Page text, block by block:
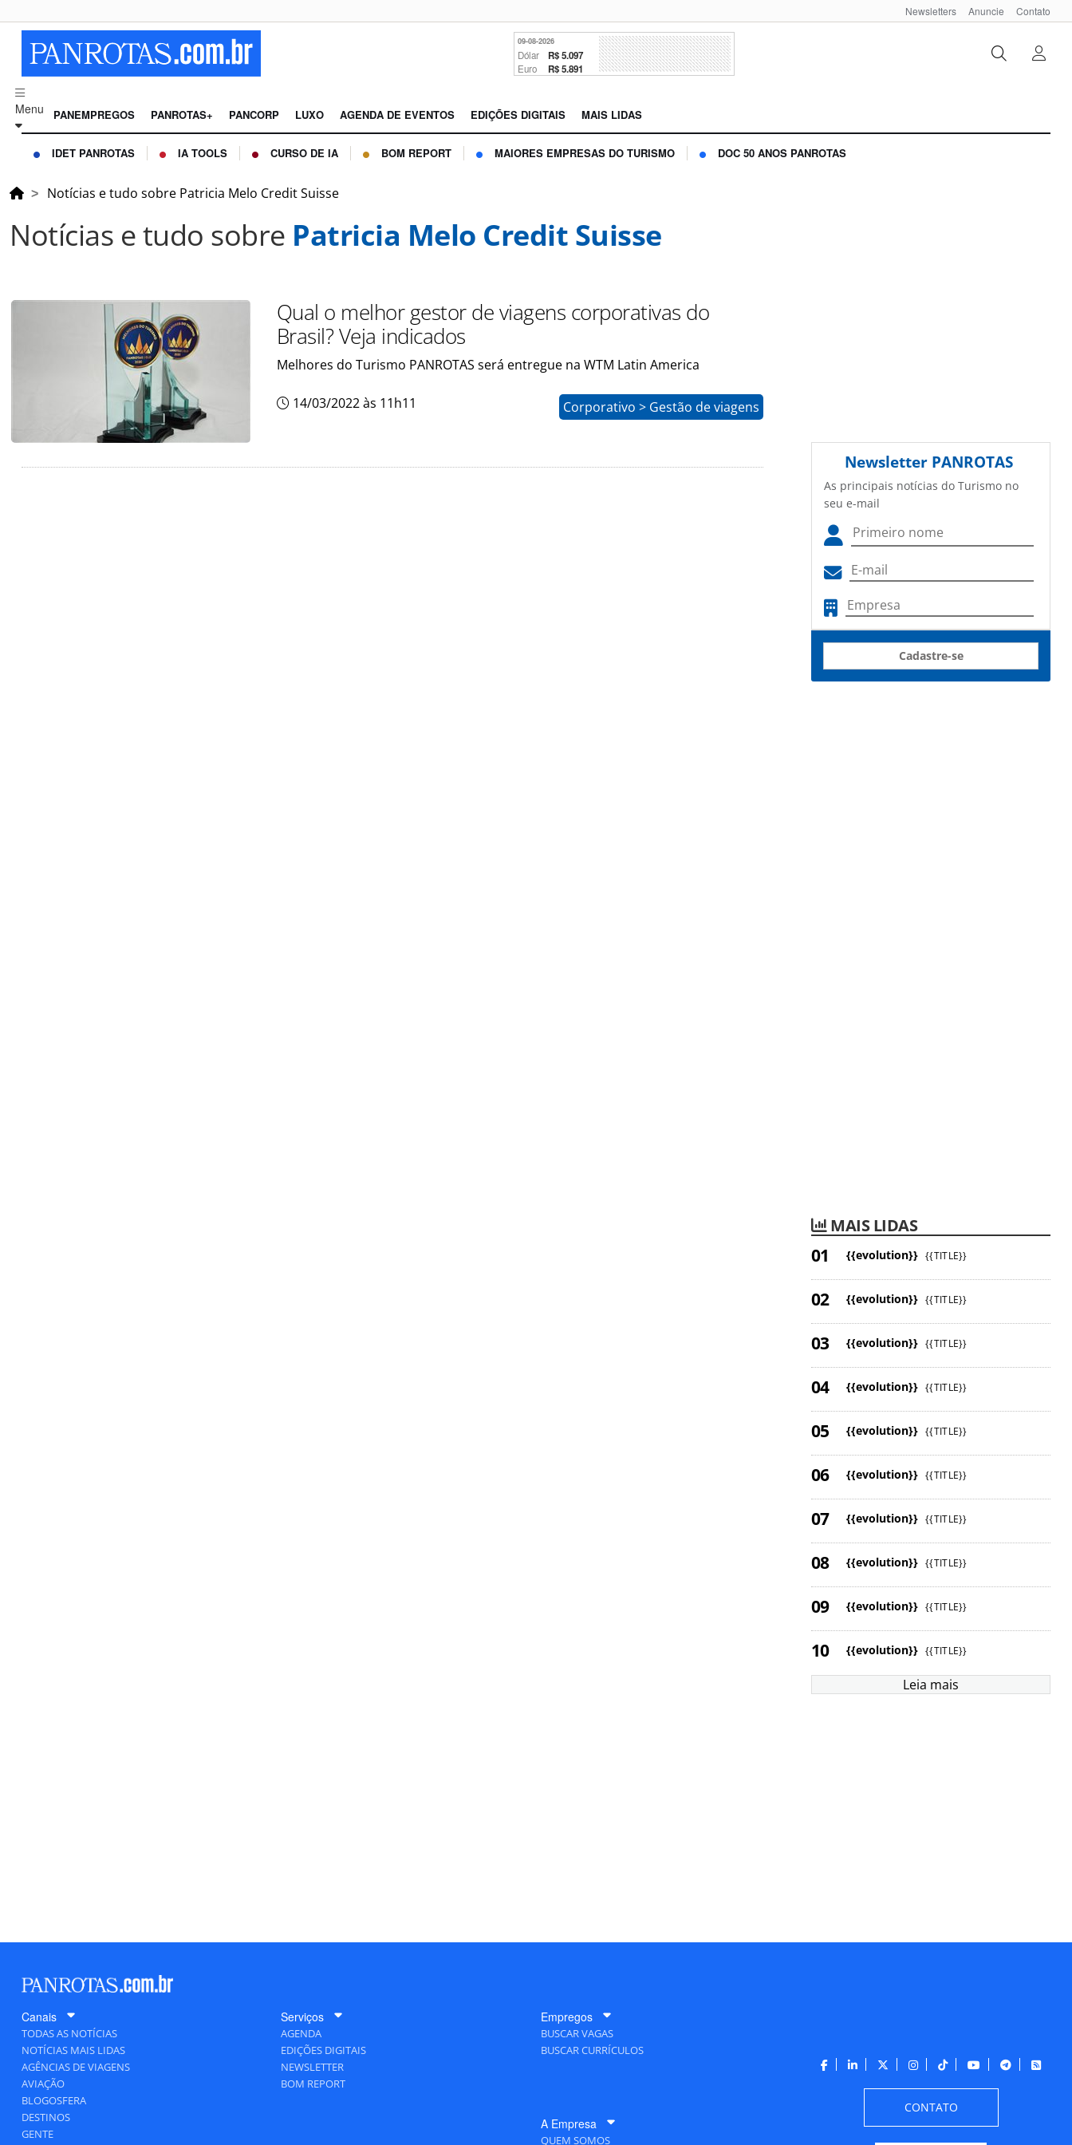
Newsletters Anuncie Contato
09-08-2026
Dólar R$ 5.097
Euro R$ 5.891
Menu PANEMPREGOS PANROTAS+ PANCORP LUXO AGENDA DE EVENTOS EDIÇÕES DIGITAIS MAIS LIDAS
IDET PANROTAS IA TOOLS CURSO DE IA BOM REPORT MAIORES EMPRESAS DO TURISMO DOC 50 ANOS PANROTAS
Notícias e tudo sobre Patricia Melo Credit Suisse
Notícias e tudo sobre Patricia Melo Credit Suisse
Qual o melhor gestor de viagens corporativas do
Brasil? Veja indicados
Melhores do Turismo PANROTAS será entregue na WTM Latin America
14/03/2022 às 11h11 Corporativo > Gestão de viagens
Newsletter PANROTAS
As principais notícias do Turismo no
seu e-mail
Cadastre-se
MAIS LIDAS
{{evolution}} {{TITLE}}
{{evolution}} {{TITLE}}
{{evolution}} {{TITLE}}
{{evolution}} {{TITLE}}
{{evolution}} {{TITLE}}
{{evolution}} {{TITLE}}
{{evolution}} {{TITLE}}
{{evolution}} {{TITLE}}
{{evolution}} {{TITLE}}
{{evolution}} {{TITLE}}
Leia mais
Canais
TODAS AS NOTÍCIAS
NOTÍCIAS MAIS LIDAS
AGÊNCIAS DE VIAGENS
AVIAÇÃO
BLOGOSFERA
DESTINOS
GENTE
Serviços
AGENDA
EDIÇÕES DIGITAIS
NEWSLETTER
BOM REPORT
Empregos
BUSCAR VAGAS
BUSCAR CURRÍCULOS
A Empresa
QUEM SOMOS
CONTATO